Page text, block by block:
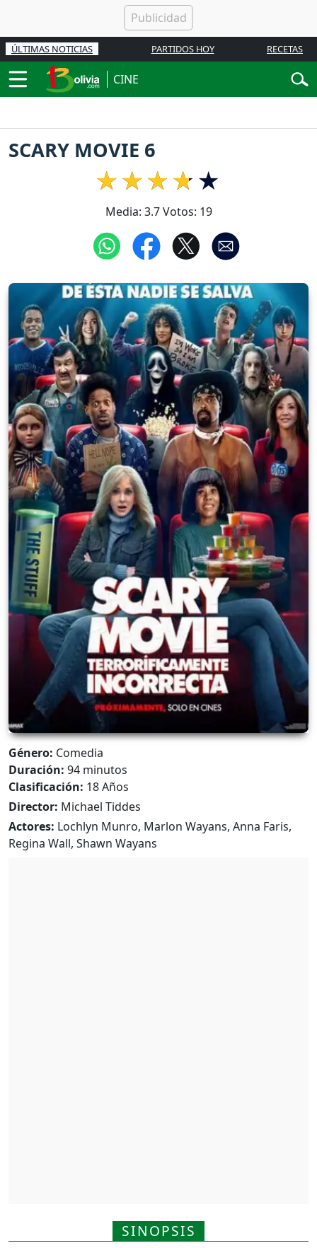
ÚLTIMAS NOTICIAS PARTIDOS HOY RECETAS
CINE
SCARY MOVIE 6
Media: 3.7Votos: 19
Género: Comedia
Duración: 94 minutos
Clasificación: 18 Años
Director: Michael Tiddes
Actores: Lochlyn Munro, Marlon Wayans, Anna Faris,
Regina Wall, Shawn Wayans
SINOPSIS